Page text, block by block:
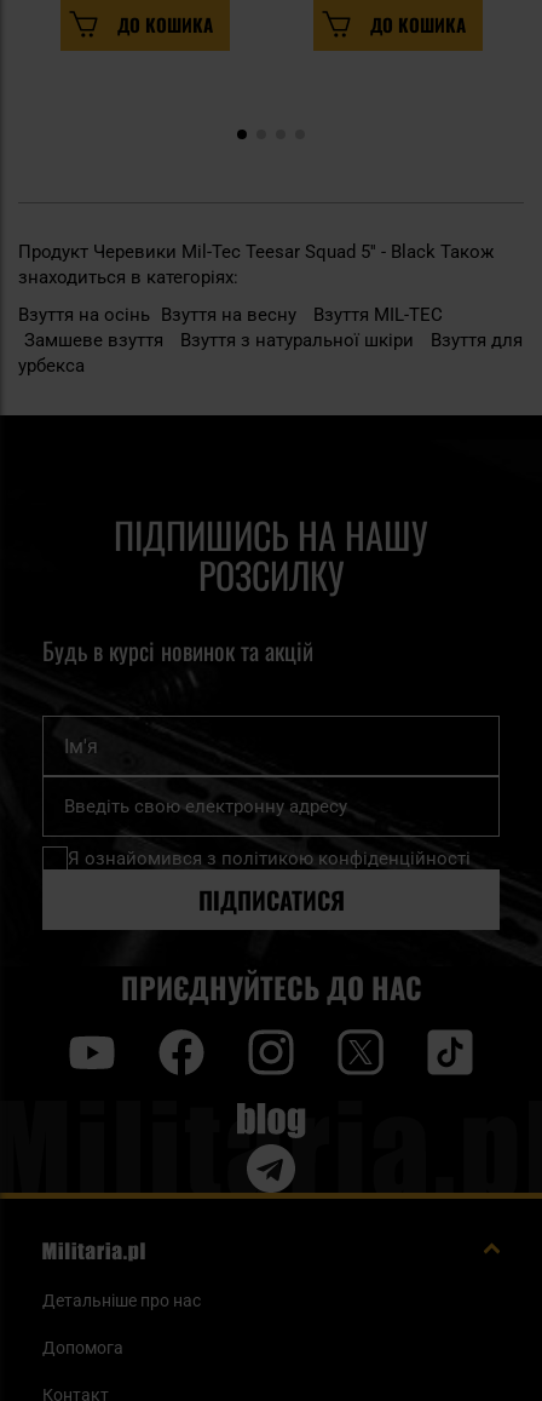
ДО КОШИКА ДО КОШИКА
Продукт Черевики Mil-Tec Teesar Squad 5'' - Black Також
знаходиться в категоріях:
Взуття на осінь Взуття на весну
Взуття MIL-TEC
Замшеве взуття
Взуття з натуральної шкіри
Взуття для
урбекса
ПІДПИШИСЬ НА НАШУ
РОЗСИЛКУ
Будь в курсі новинок та акцій
Підпишіться
нашу
розсилку
Я ознайомився з політикою конфіденційності
ПІДПИСАТИСЯ
ПРИЄДНУЙТЕСЬ ДО НАС
Blog
Детальніше про нас
Допомога
Контакт